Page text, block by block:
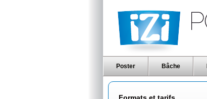
Poster Bâche